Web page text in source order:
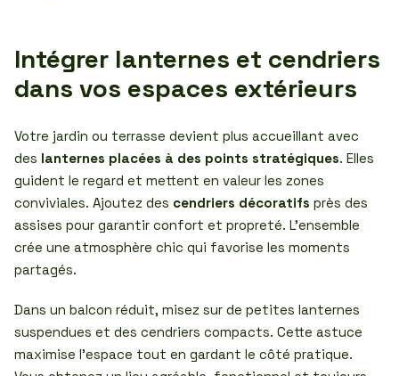
Intégrer lanternes et cendriers
dans vos espaces extérieurs
Votre jardin ou terrasse devient plus accueillant avec
des lanternes placées à des points stratégiques. Elles
guident le regard et mettent en valeur les zones
conviviales. Ajoutez des cendriers décoratifs près des
assises pour garantir confort et propreté. L’ensemble
crée une atmosphère chic qui favorise les moments
partagés.
Dans un balcon réduit, misez sur de petites lanternes
suspendues et des cendriers compacts. Cette astuce
maximise l’espace tout en gardant le côté pratique.